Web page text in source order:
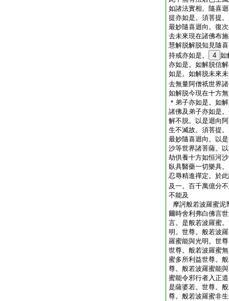
如諸法實相。隨喜
提亦如是。須菩提
最妙隨喜迴向。復
去未來現在諸佛布
慧解脱解脱知見隨
持戒亦如是。
4 如
亦如是。如解脱信
如是。如解脱未來
去無量阿僧祇世界
如解脱今現在十方
＊弟子亦如是。如
諸佛及弟子亦如是
解不脱。以是迴向
生不滅故。須菩提
最妙隨喜迴向。以
沙等世界諸菩薩。
劫供養十方如恒河
臥具醫藥一切樂具
忍辱精進禪定。於
及一。百千萬億分
不能及
摩訶般若波羅蜜泥
爾時舍利弗白佛言
言。是般若波羅蜜
明。世尊。般若波
羅蜜能與光明。世
世尊。般若波羅蜜
蜜多所利益世尊。
尊。般若波羅蜜能
蜜能令邪行者入正
是薩婆若。世尊。
尊。般若波羅蜜非